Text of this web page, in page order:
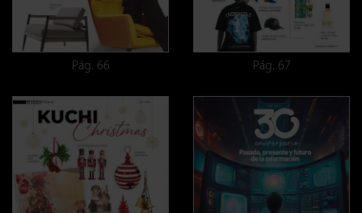
Pág. 66 Pág. 67